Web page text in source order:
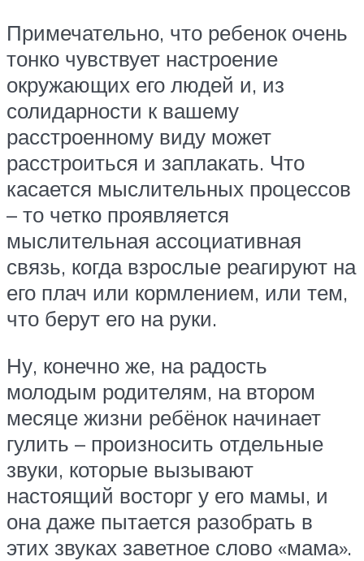
Примечательно, что ребенок очень
тонко чувствует настроение
окружающих его людей и, из
солидарности к вашему
расстроенному виду может
расстроиться и заплакать. Что
касается мыслительных процессов
– то четко проявляется
мыслительная ассоциативная
связь, когда взрослые реагируют на
его плач или кормлением, или тем,
что берут его на руки.
Ну, конечно же, на радость
молодым родителям, на втором
месяце жизни ребёнок начинает
гулить – произносить отдельные
звуки, которые вызывают
настоящий восторг у его мамы, и
она даже пытается разобрать в
этих звуках заветное слово «мама».